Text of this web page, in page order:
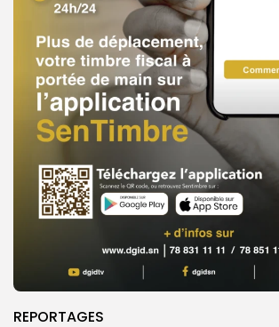
REPORTAGES